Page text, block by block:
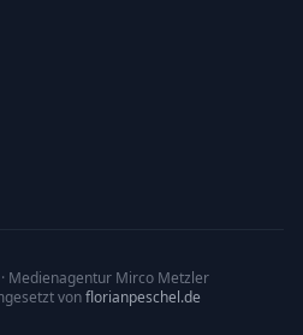
Medienagentur Mirco Metzler
von florianpeschel.de